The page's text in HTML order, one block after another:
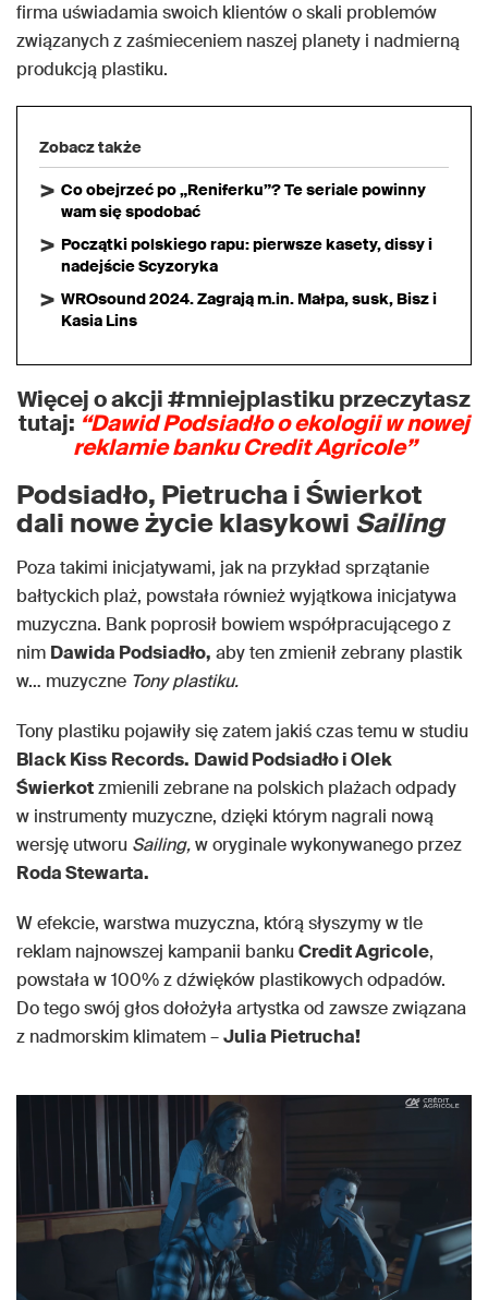
firma uświadamia swoich klientów o skali problemów
związanych z zaśmieceniem naszej planety i nadmierną
produkcją plastiku.
Zobacz także
Co obejrzeć po „Reniferku”? Te seriale powinny
wam się spodobać
Początki polskiego rapu: pierwsze kasety, dissy i
nadejście Scyzoryka
WROsound 2024. Zagrają m.in. Małpa, susk, Bisz i
Kasia Lins
Więcej o akcji #mniejplastiku przeczytasz
tutaj: “Dawid Podsiadłoo ekologii w nowej
reklamie banku Credit Agricole”
Podsiadło, Pietrucha i Świerkot
dali nowe życie klasykowi Sailing
Poza takimi inicjatywami, jak na przykład sprzątanie
bałtyckich plaż, powstała również wyjątkowa inicjatywa
muzyczna. Bank poprosił bowiem współpracującego z
nim Dawida Podsiadło, aby ten zmienił zebrany plastik
w… muzyczne Tony plastiku.
Tony plastiku pojawiły się zatem jakiś czas temu w studiu
Black Kiss Records. Dawid Podsiadło i Olek
Świerkotzmienili zebrane na polskich plażach odpady
w instrumenty muzyczne, dzięki którym nagrali nową
wersję utworu Sailing,w oryginale wykonywanego przez
Roda Stewarta.
W efekcie, warstwa muzyczna, którą słyszymy w tle
reklam najnowszej kampanii banku Credit Agricole,
powstała w 100% z dźwięków plastikowych odpadów.
Do tego swój głos dołożyła artystka od zawsze związana
z nadmorskim klimatem –Julia Pietrucha!